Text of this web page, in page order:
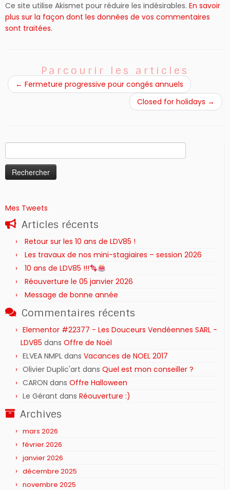
Ce site utilise Akismet pour réduire les indésirables. En savoir
plus sur la façon dont les données de vos commentaires
sont traitées.
Parcourir les articles
← Fermeture progressive pour congés annuels
Closed for holidays →
Mes Tweets
Articles récents
Retour sur les 10 ans de LDV85 !
Les travaux de nos mini-stagiaires – session 2026 ‍‍‍‍‍
10 ans de LDV85 !!!
Réouverture le 05 janvier 2026
Message de bonne année
Commentaires récents
Elementor #22377 - Les Douceurs Vendéennes SARL -
LDV85 dans Offre de Noël
ELVEA NMPL dans Vacances de NOEL 2017
Olivier Duplic'art dans Quel est mon conseiller ?
CARON dans Offre Halloween
Le Gérant dans Réouverture :)
Archives
mars 2026
février 2026
janvier 2026
décembre 2025
novembre 2025